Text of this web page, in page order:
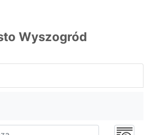
Wyszogród